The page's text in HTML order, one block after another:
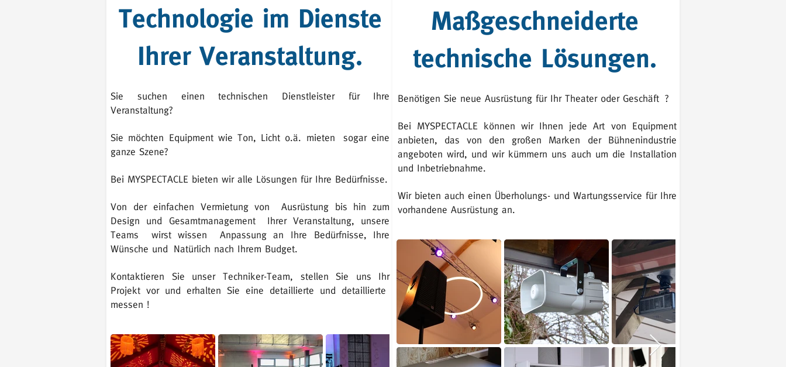
Technologie im Dienste
Ihrer Veranstaltung.
Sie suchen einen technischen Dienstleister für Ihre
Veranstaltung?
Sie möchten Equipment wie Ton, Licht o.ä. mieten
sogar eine
ganze Szene?
Bei MYSPECTACLE bieten wir alle Lösungen für Ihre Bedürfnisse.
Von der einfachen Vermietung von
Ausrüstung bis hin zum
Design und Gesamtmanagement
Ihrer Veranstaltung, unsere
Teams
wirst wissen
Anpassung an Ihre Bedürfnisse, Ihre
Wünsche und Natürlich nach Ihrem Budget.
Kontaktieren Sie unser Techniker-Team, stellen Sie uns Ihr
Projekt vor und erhalten Sie eine detaillierte und detaillierte
messen !
Maßgeschneiderte
technische Lösungen.
Benötigen Sie neue Ausrüstung für Ihr Theater oder Geschäft ?
Bei MYSPECTACLE können wir Ihnen jede Art von Equipment
anbieten, das von den großen Marken der Bühnenindustrie
angeboten wird, und wir kümmern uns auch um die Installation
und Inbetriebnahme.
Wir bieten auch einen Überholungs- und Wartungsservice für Ihre
vorhandene Ausrüstung an.